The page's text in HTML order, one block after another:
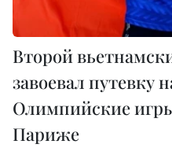
Второй
завоевал путевку
Олимпийские
Париже